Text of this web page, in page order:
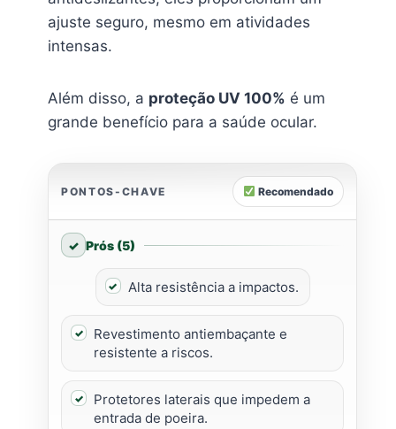
ajuste seguro, mesmo em atividades
intensas.
Além disso, a proteção UV 100% é um
grande benefício para a saúde ocular.
PONTOS-CHAVE Recomendado
Prós (5)
Alta resistência a impactos.
Revestimento antiembaçante e
resistente a riscos.
Protetores laterais que impedem a
entrada de poeira.